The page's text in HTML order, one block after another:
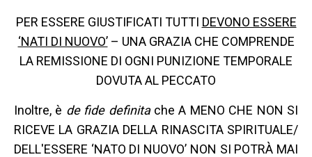
PER ESSERE GIUSTIFICATI TUTTI DEVONO ESSERE
‘NATI DI NUOVO’– UNA GRAZIA CHE COMPRENDE
LA REMISSIONE DI OGNI PUNIZIONE TEMPORALE
DOVUTA AL PECCATO
Inoltre, è de fide definitache A MENO CHE NON SI
RICEVE LA GRAZIA DELLA RINASCITA SPIRITUALE/
DELL'ESSERE ‘NATO DI NUOVO’ NON SI POTRÀ MAI